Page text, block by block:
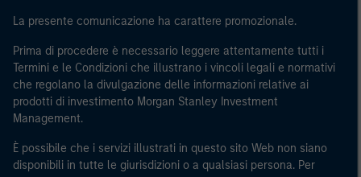
La presente comunicazione ha carattere promozionale.
Prima di procedere è necessario leggere attentamente tutti i
Termini e le Condizioni che illustrano i vincoli legali e normativi
che regolano la divulgazione delle informazioni relative ai
prodotti di investimento Morgan Stanley Investment
Management.
È possibile che i servizi illustrati in questo sito Web non siano
disponibili in tutte le giurisdizioni o a qualsiasi persona. Per